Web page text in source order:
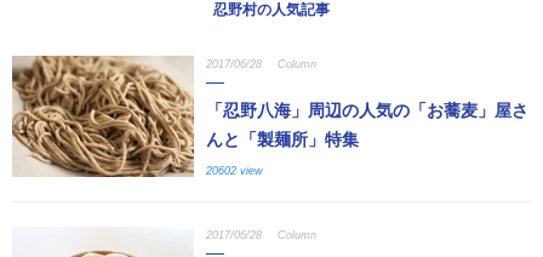
忍野村の人気記事
2017/06/28 Column
「忍野八海」周辺の人気の「お蕎麦」屋さ
んと「製麺所」特集
20602 view
2017/06/28 Column